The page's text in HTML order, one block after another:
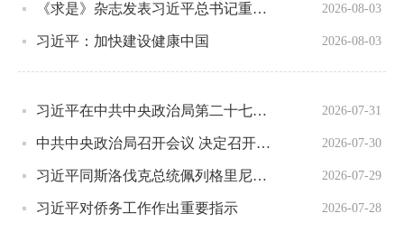
《求是》杂志发表习近平总书记重要文章《加快建设健康中国》 2026-08-03
习近平：加快建设健康中国 2026-08-03
习近平在中共中央政治局第二十七次集体学习时强调 强化政治引领 深化创新发展 高质量推进国防和军队现代化 2026-07-31
中共中央政治局召开会议 决定召开二十届五中全会 分析研究当前经济形势和经济工作 中共中央总书记习近平主持会议 2026-07-30
习近平同斯洛伐克总统佩列格里尼会谈 2026-07-29
习近平对侨务工作作出重要指示 2026-07-28